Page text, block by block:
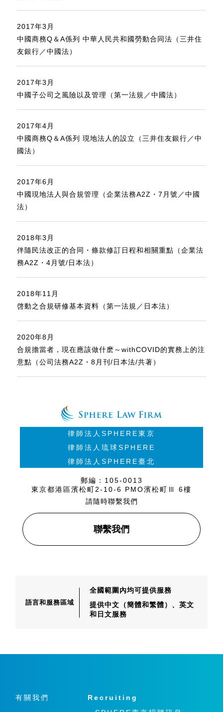
2017年3月
中國商務Q＆A係列 中華人民共和國勞動合同法（三井住
友銀行／中國法）
2017年3月
中國子公司之風險以及管理（第一法規／中國法）
2017年4月
中國商務Q＆A係列 現地法人的設立（三井住友銀行／中
國法）
2017年6月
中國現地法人與合規管理（企業法務A2Z・7月號／中國
法）
2018年3月
伴隨民法改正的合同・條款修訂日程和相關重點（企業法
務A2Z・4月號/日本法）
2018年11月
啓動之合規研修基本資料（第一法規／日本法）
2020年8月
合規擔當者，現在應該做什麽～withCOVID的實務上的注
意點（公司法務A2Z・8月刊/日本法/共著）
律師法人SPHERE東京
律師法人琉球SPHERE
律師法人SPHERE臺北
郵編：105-0013
東京都港區濱松町2-10-6 PMO濱松町Ⅲ 6樓
請隨時聯繫我們
聯繫我們
語言和服務區域
全國範圍內均可提供服務
提供中文（簡體和繁體）、英文
和日文服務
有關我們
Recruiting